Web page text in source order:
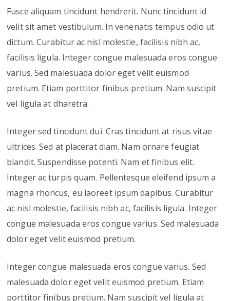
Fusce aliquam tincidunt hendrerit. Nunc tincidunt id
velit sit amet vestibulum. In venenatis tempus odio ut
dictum. Curabitur ac nisl molestie, facilisis nibh ac,
facilisis ligula. Integer congue malesuada eros congue
varius. Sed malesuada dolor eget velit euismod
pretium. Etiam porttitor finibus pretium. Nam suscipit
vel ligula at dharetra.
Integer sed tincidunt dui. Cras tincidunt at risus vitae
ultrices. Sed at placerat diam. Nam ornare feugiat
blandit. Suspendisse potenti. Nam et finibus elit.
Integer ac turpis quam. Pellentesque eleifend ipsum a
magna rhoncus, eu laoreet ipsum dapibus. Curabitur
ac nisl molestie, facilisis nibh ac, facilisis ligula. Integer
congue malesuada eros congue varius. Sed malesuada
dolor eget velit euismod pretium.
Integer congue malesuada eros congue varius. Sed
malesuada dolor eget velit euismod pretium. Etiam
porttitor finibus pretium. Nam suscipit vel ligula at